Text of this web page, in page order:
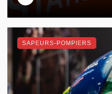
SAPEURS-POMPIERS